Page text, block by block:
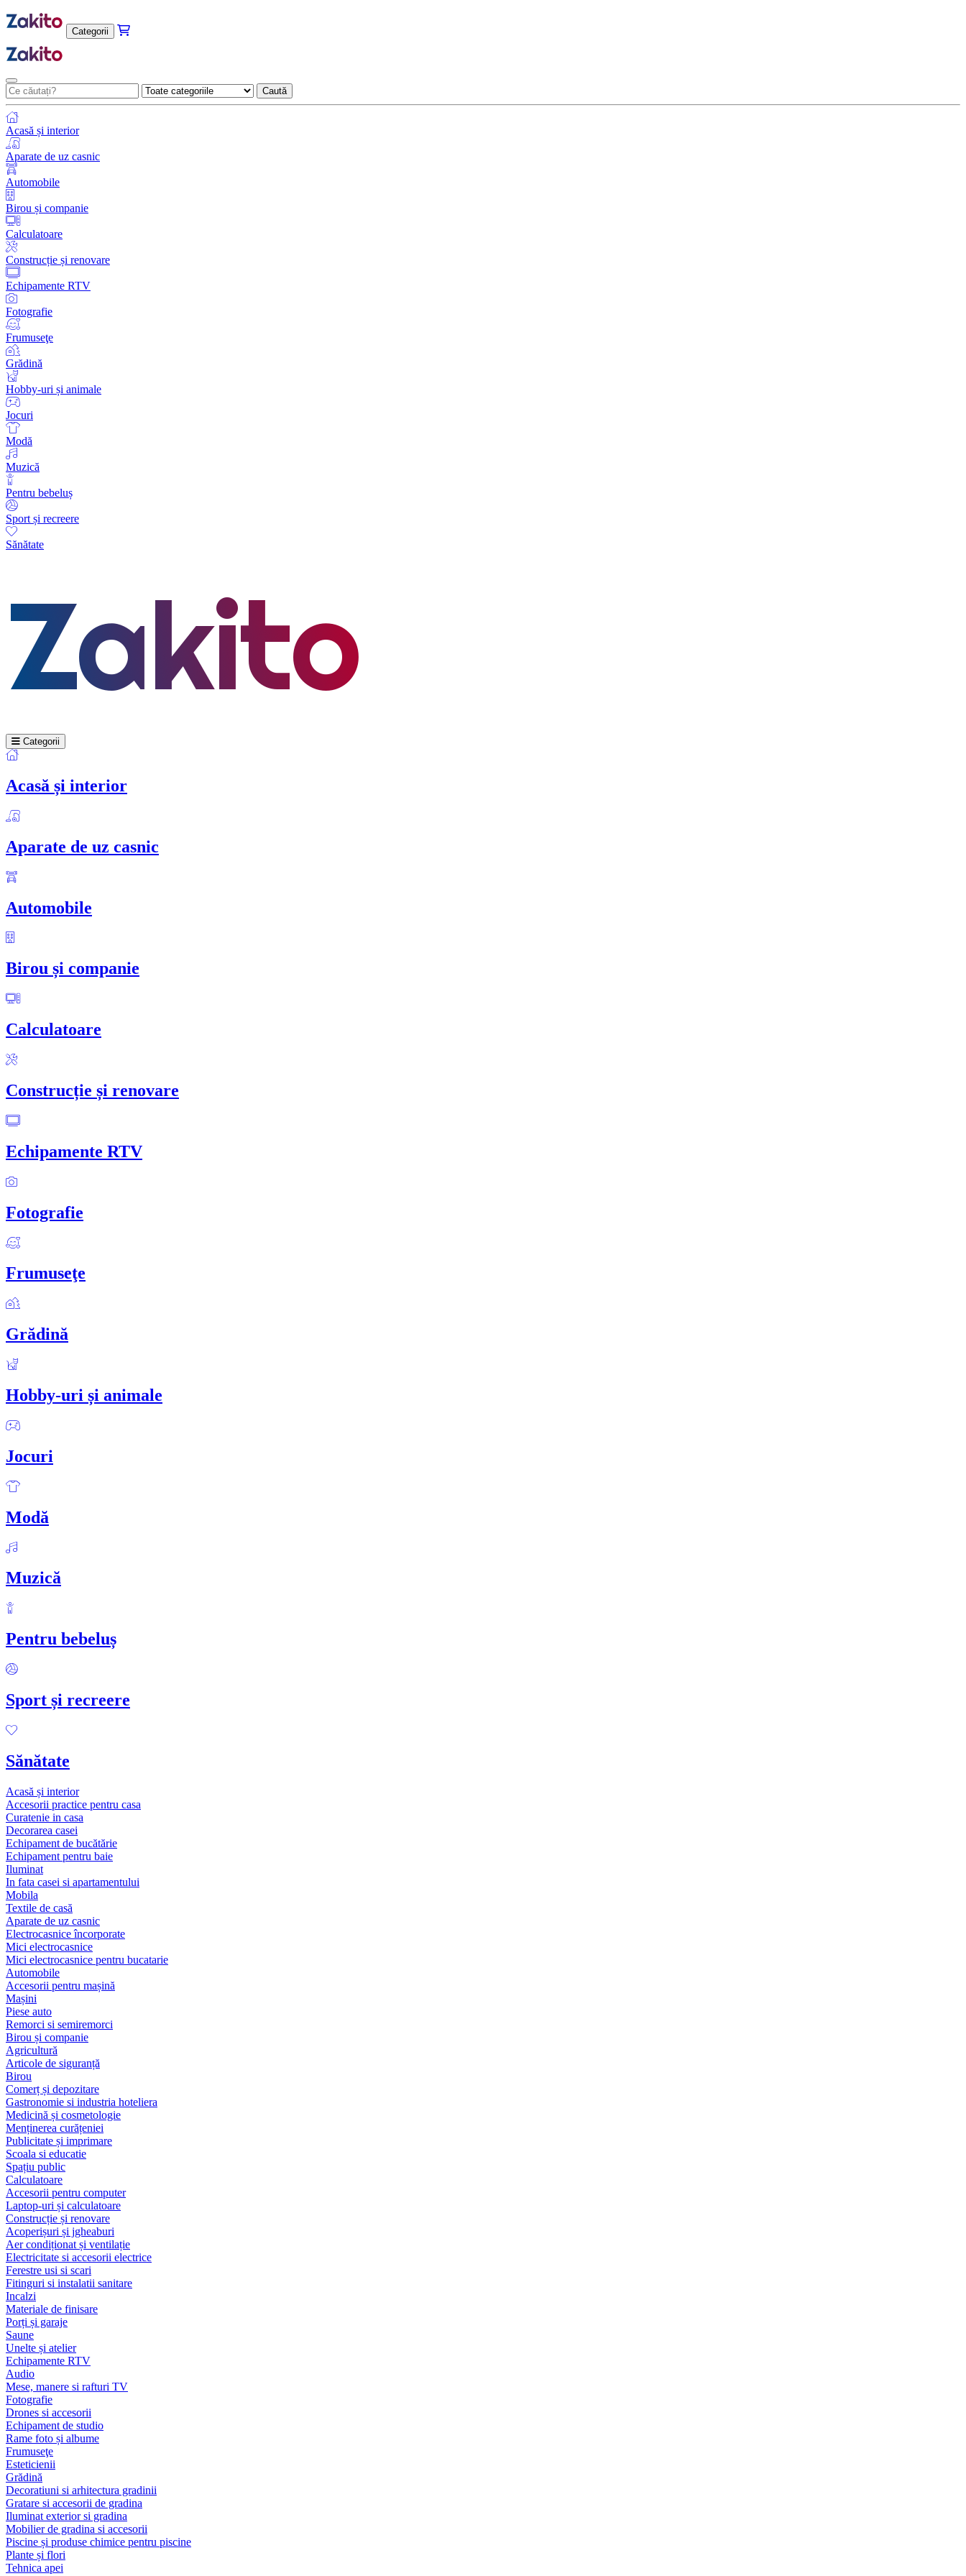
Categorii
Caută
Acasă și interior
Aparate de uz casnic
Automobile
Birou și companie
Calculatoare
Construcție și renovare
Echipamente RTV
Fotografie
Frumuseţe
Grădină
Hobby-uri și animale
Jocuri
Modă
Muzică
Pentru bebeluș
Sport și recreere
Sănătate
Categorii
Acasă și interior
Aparate de uz casnic
Automobile
Birou și companie
Calculatoare
Construcție și renovare
Echipamente RTV
Fotografie
Frumuseţe
Grădină
Hobby-uri și animale
Jocuri
Modă
Muzică
Pentru bebeluș
Sport și recreere
Sănătate
Acasă și interior
Accesorii practice pentru casa
Curatenie in casa
Decorarea casei
Echipament de bucătărie
Echipament pentru baie
Iluminat
In fata casei si apartamentului
Mobila
Textile de casă
Aparate de uz casnic
Electrocasnice încorporate
Mici electrocasnice
Mici electrocasnice pentru bucatarie
Automobile
Accesorii pentru mașină
Mașini
Piese auto
Remorci si semiremorci
Birou și companie
Agricultură
Articole de siguranță
Birou
Comerț și depozitare
Gastronomie si industria hoteliera
Medicină și cosmetologie
Menținerea curățeniei
Publicitate și imprimare
Scoala si educatie
Spațiu public
Calculatoare
Accesorii pentru computer
Laptop-uri și calculatoare
Construcție și renovare
Acoperișuri și jgheaburi
Aer condiționat și ventilație
Electricitate si accesorii electrice
Ferestre usi si scari
Fitinguri si instalatii sanitare
Incalzi
Materiale de finisare
Porți și garaje
Saune
Unelte și atelier
Echipamente RTV
Audio
Mese, manere si rafturi TV
Fotografie
Drones si accesorii
Echipament de studio
Rame foto și albume
Frumuseţe
Esteticienii
Grădină
Decoratiuni si arhitectura gradinii
Gratare si accesorii de gradina
Iluminat exterior si gradina
Mobilier de gradina si accesorii
Piscine și produse chimice pentru piscine
Plante și flori
Tehnica apei